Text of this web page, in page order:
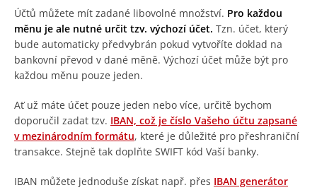
Účtů můžete mít zadané libovolné množství. Pro každou
měnu je ale nutné určit tzv. výchozí účet. Tzn. účet, který
bude automaticky předvybrán pokud vytvoříte doklad na
bankovní převod v dané měně. Výchozí účet může být pro
každou měnu pouze jeden.
Ať už máte účet pouze jeden nebo více, určitě bychom
doporučil zadat tzv. IBAN, což je číslo Vašeho účtu zapsané
v mezinárodním formátu, které je důležité pro přeshraniční
transakce. Stejně tak doplňte SWIFT kód Vaší banky.
IBAN můžete jednoduše získat např. přes IBAN generátor